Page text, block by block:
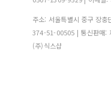
주소: 서울특별시 중구 장
374-51-00505 | 통신판매:
(주)식스샵